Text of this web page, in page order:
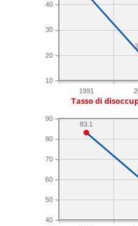
1991
10
20
30
40
Tasso di
40
50
60
70
80
90
83.1